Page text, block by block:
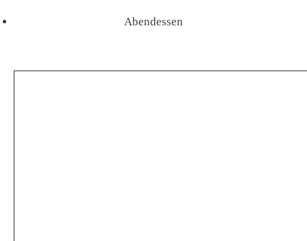
Abendessen